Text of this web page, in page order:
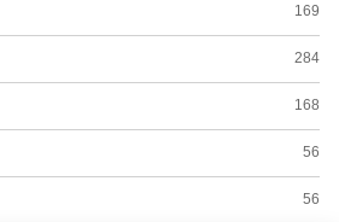
169
284
168
56
56